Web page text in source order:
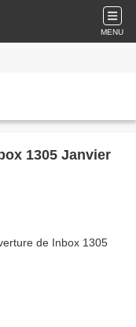
MENU
1305 Janvier